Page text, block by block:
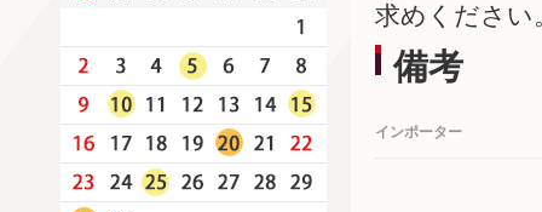
求めください
備考
インポーター